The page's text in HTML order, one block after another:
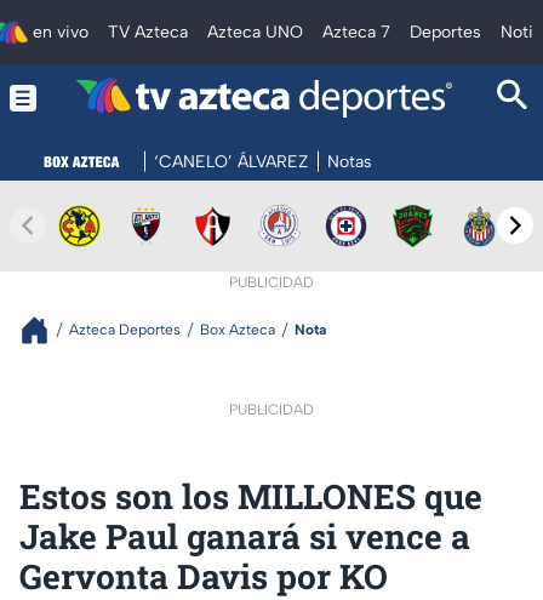
en vivo TV Azteca Azteca UNO Azteca 7 Deportes
‘CANELO’ ÁLVAREZ Notas
PUBLICIDAD
Azteca Deportes Box Azteca Nota
PUBLICIDAD
Estos son los MILLONES que
Jake Paul ganará si vence a
Gervonta Davis por KO